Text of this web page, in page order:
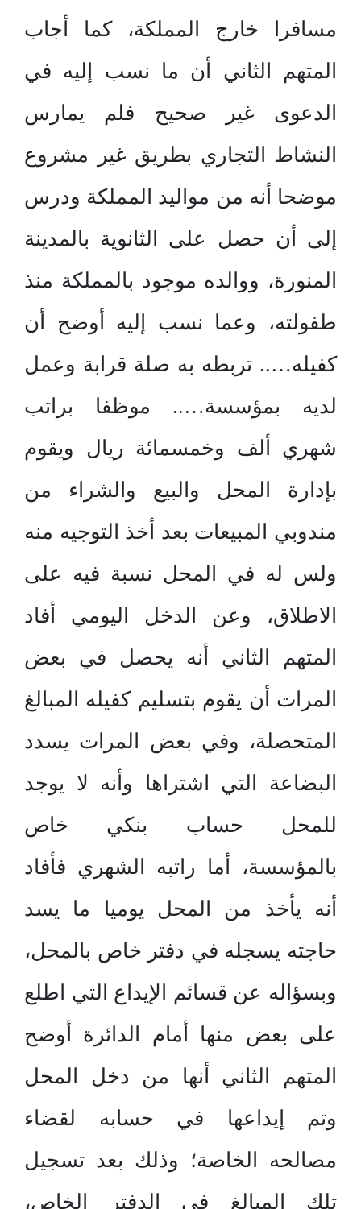
مسافرا خارج المملكة، كما أجاب
المتهم الثاني أن ما نسب إليه في
الدعوى غير صحيح فلم يمارس
النشاط التجاري بطريق غير مشروع
موضحا أنه من مواليد المملكة ودرس
إلى أن حصل على الثانوية بالمدينة
المنورة، ووالده موجود بالمملكة منذ
طفولته، وعما نسب إليه أوضح أن
كفيله….. تربطه به صلة قرابة وعمل
لديه بمؤسسة….. موظفا براتب
شهري ألف وخمسمائة ريال ويقوم
بإدارة المحل والبيع والشراء من
مندوبي المبيعات بعد أخذ التوجيه منه
ولس له في المحل نسبة فيه على
الاطلاق، وعن الدخل اليومي أفاد
المتهم الثاني أنه يحصل في بعض
المرات أن يقوم بتسليم كفيله المبالغ
المتحصلة، وفي بعض المرات يسدد
البضاعة التي اشتراها وأنه لا يوجد
للمحل حساب بنكي خاص
بالمؤسسة، أما راتبه الشهري فأفاد
أنه يأخذ من المحل يوميا ما يسد
حاجته يسجله في دفتر خاص بالمحل،
وبسؤاله عن قسائم الإيداع التي اطلع
على بعض منها أمام الدائرة أوضح
المتهم الثاني أنها من دخل المحل
وتم إيداعها في حسابه لقضاء
مصالحه الخاصة؛ وذلك بعد تسجيل
تلك المبالغ في الدفتر الخاص،